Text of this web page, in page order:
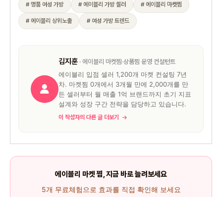
# 명품 여성 가방 # 에이블리 가방 셀러 # 에이블리 마켓찜
# 에이블리 상위노출 # 여성 가방 트렌드
김지훈 · 에이블리 마켓찜·상품찜 운영 컨설턴트
에이블리 입점 셀러 1,200개 마켓 컨설팅 7년
차. 마켓찜 0개에서 3개월 만에 2,000개를 만
든 셀러부터 월 매출 1억 브랜드까지 초기 지표
설계와 성장 구간 전략을 담당하고 있습니다.
이 작성자의 다른 글 더보기
에이블리 마켓 찜, 지금 바로 늘려보세요
5개 무료체험으로 효과를 직접 확인해 보세요